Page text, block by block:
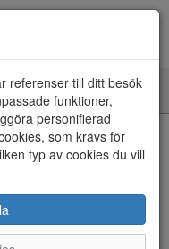
referenser till ditt besök
funktioner,
personifierad
som krävs för
typ av cookies du vill